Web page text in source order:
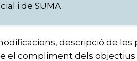
i de SUMA
descripció de les
el compliment dels objectius